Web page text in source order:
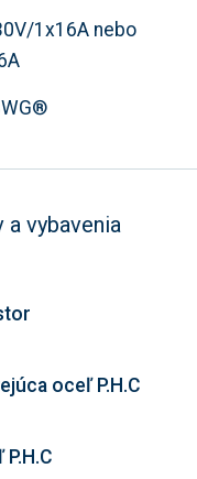
1x16A nebo
vybavenia
oceľ P.H.C